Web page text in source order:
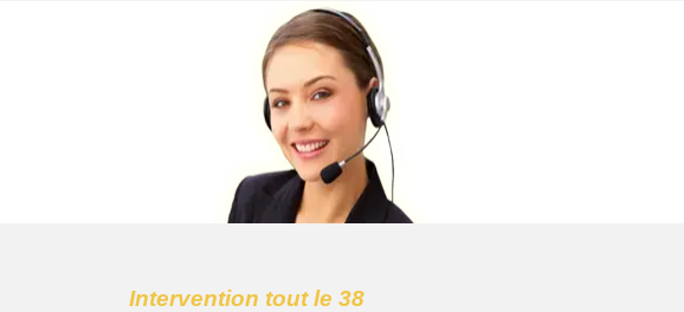
Intervention tout le 38